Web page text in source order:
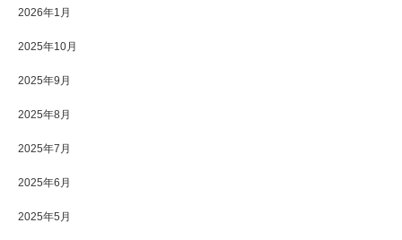
2026年1月
2025年10月
2025年9月
2025年8月
2025年7月
2025年6月
2025年5月